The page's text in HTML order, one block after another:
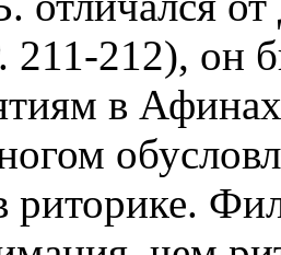
211-212), он
в
риторике.